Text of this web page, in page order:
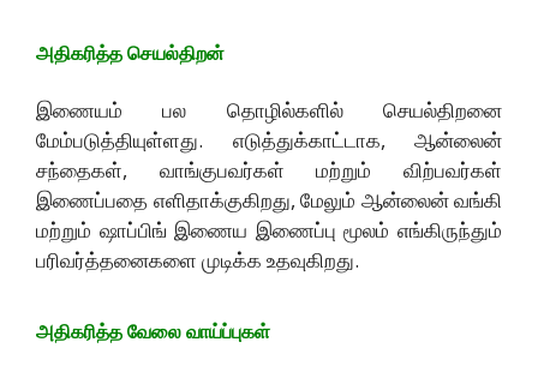
அதிகரித்த செயல்திறன்
இணையம் பல தொழில்களில் செயல்திறனை
மேம்படுத்தியுள்ளது. எடுத்துக்காட்டாக, ஆன்லைன்
சந்தைகள், வாங்குபவர்கள் மற்றும் விற்பவர்கள்
இணைப்பதை எளிதாக்குகிறது, மேலும் ஆன்லைன் வங்கி
மற்றும் ஷாப்பிங் இணைய இணைப்பு மூலம் எங்கிருந்தும்
பரிவர்த்தனைகளை முடிக்க உதவுகிறது.
அதிகரித்த வேலை வாய்ப்புகள்